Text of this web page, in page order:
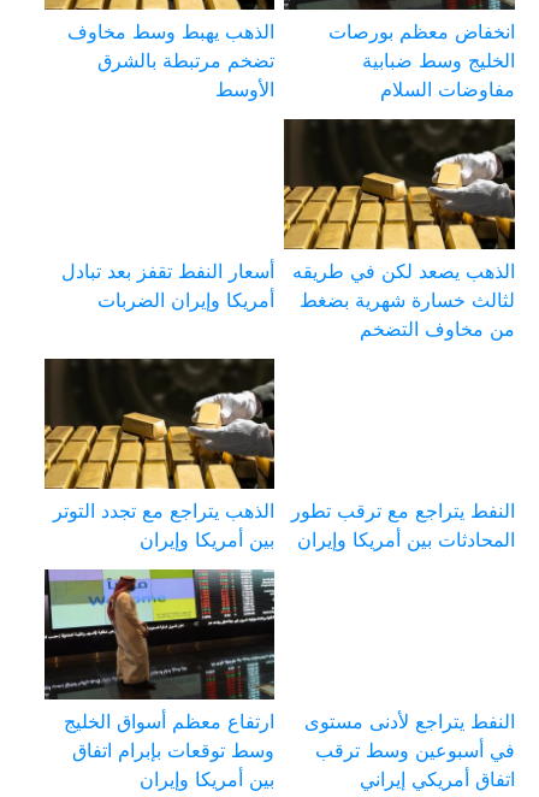
انخفاض معظم بورصات
الخليج وسط ضبابية
مفاوضات السلام
الذهب يهبط وسط مخاوف
تضخم مرتبطة بالشرق
الأوسط
الذهب يصعد لكن في طريقه
لثالث خسارة شهرية بضغط
من مخاوف التضخم
أسعار النفط تقفز بعد تبادل
أمريكا وإيران الضربات
النفط يتراجع مع ترقب تطور
المحادثات بين أمريكا وإيران
الذهب يتراجع مع تجدد التوتر
بين أمريكا وإيران
النفط يتراجع لأدنى مستوى
في أسبوعين وسط ترقب
اتفاق أمريكي إيراني
ارتفاع معظم أسواق الخليج
وسط توقعات بإبرام اتفاق
بين أمريكا وإيران